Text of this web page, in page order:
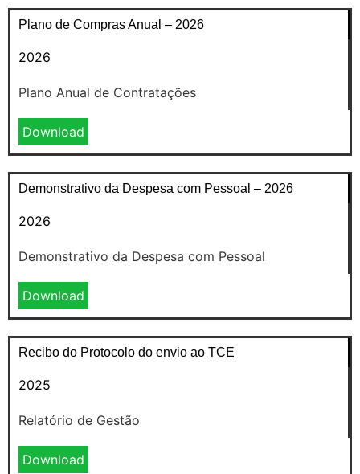
Plano de Compras Anual – 2026
2026
Plano Anual de Contratações
Download
Demonstrativo da Despesa com Pessoal – 2026
2026
Demonstrativo da Despesa com Pessoal
Download
Recibo do Protocolo do envio ao TCE
2025
Relatório de Gestão
Download